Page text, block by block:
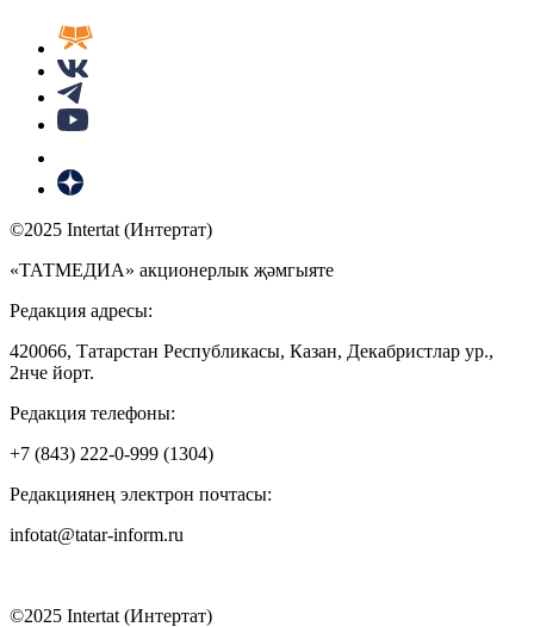
©2025 Intertat (Интертат)
«ТАТМЕДИА» акционерлык җәмгыяте
Редакция адресы:
420066, Татарстан Республикасы, Казан, Декабристлар ур.,
2нче йорт.
Редакция телефоны:
+7 (843) 222-0-999 (1304)
Редакциянең электрон почтасы:
infotat@tatar-inform.ru
©2025 Intertat (Интертат)